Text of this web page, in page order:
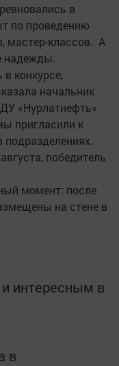
в
по проведению
мастер-классов. А
надежды.
конкурсе,
начальник
«Нурлатнефть»
пригласили к
победитель
момент: после
на стене в
интересным в
в